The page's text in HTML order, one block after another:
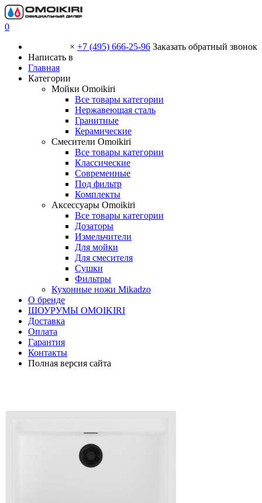
0
× +7 (495) 666-25-96 Заказать обратный звонок
Написать в
Главная
Категории
Мойки Omoikiri
Все товары категории
Нержавеющая сталь
Гранитные
Керамические
Смесители Omoikiri
Все товары категории
Классические
Современные
Под фильтр
Комплекты
Аксессуары Omoikiri
Все товары категории
Дозаторы
Измельчители
Для мойки
Для смесителя
Сушки
Фильтры
Кухонные ножи Mikadzo
О бренде
ШОУРУМЫ OMOIKIRI
Доставка
Оплата
Гарантия
Контакты
Полная версия сайта